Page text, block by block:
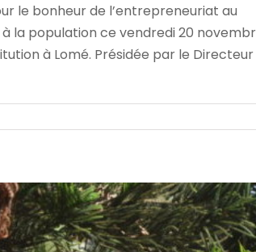
le bonheur de l’entrepreneuriat au
à la population ce vendredi 20
à Lomé. Présidée par le Directeur
NOUVELLES STRATEGIES
ACTUELLE